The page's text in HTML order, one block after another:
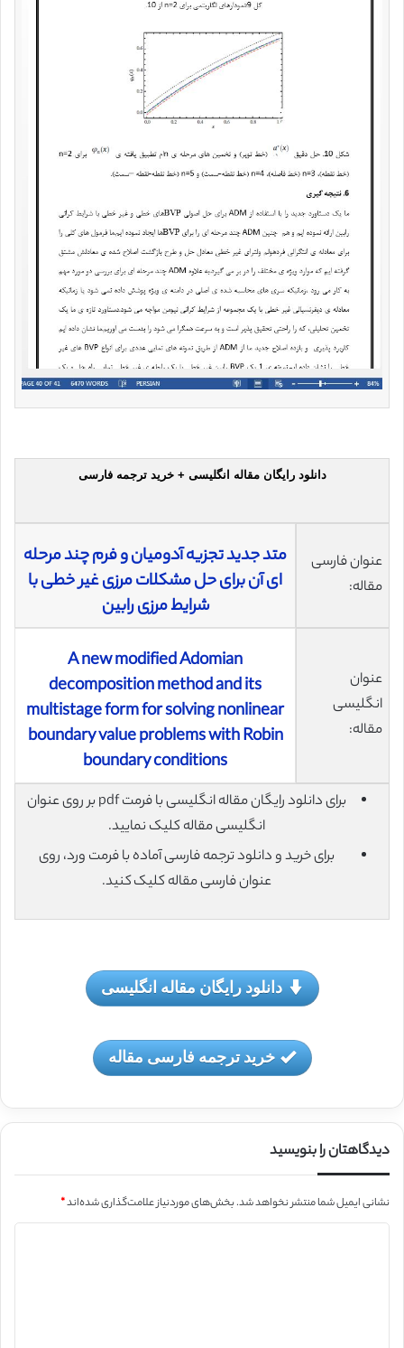
دانلود رایگان مقاله انگلیسی + خرید ترجمه فارسی
عنوان فارسی
مقاله:
متد جدید تجزیه آدومیان و فرم چند مرحله
ای آن برای حل مشکلات مرزی غیر خطی با
شرایط مرزی رابین
عنوان
انگلیسی
مقاله:
A new modified Adomian
decomposition method and its
multistage form for solving nonlinear
boundary value problems with Robin
boundary conditions
برای دانلود رایگان مقاله انگلیسی با فرمت pdf بر روی عنوان
انگلیسی مقاله کلیک نمایید.
برای خرید و دانلود ترجمه فارسی آماده با فرمت ورد، روی
عنوان فارسی مقاله کلیک کنید.
دانلود رایگان مقاله انگلیسی
خرید ترجمه فارسی مقاله
دیدگاهتان را بنویسید
نشانی ایمیل شما منتشر نخواهد شد.بخش‌های موردنیاز علامت‌گذاری شده‌اند*